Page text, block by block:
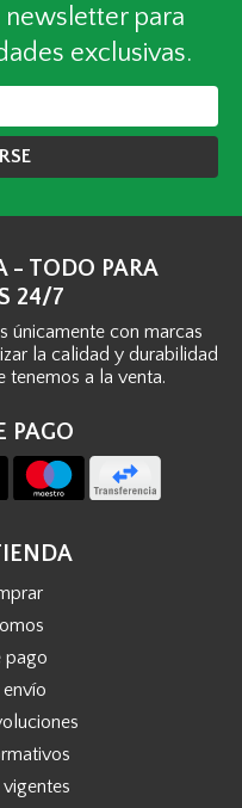
para
exclusivas.
- TODO PARA
24/7
únicamente con marcas
la calidad y durabilidad
a la venta.
PAGO
pago